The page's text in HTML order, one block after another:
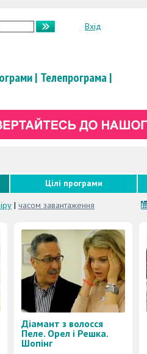
Вхід
| Телепрограма|
Цілі програми
| часом завантаження
Діамант з волосся
Пеле. Орел і Решка.
Шопінг